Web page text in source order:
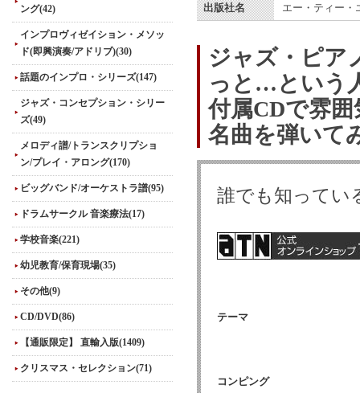
ング(42)
インプロヴィゼイション・メソッ
ド(即興演奏/アドリブ)(30)
話題のインプロ・シリーズ(147)
ジャズ・コンセプション・シリー
ズ(49)
メロディ譜/トランスクリプショ
ン/プレイ・アロング(170)
ビッグバンド/オーケストラ譜(95)
ドラムサークル 音楽療法(17)
学校音楽(221)
幼児教育/保育現場(35)
その他(9)
CD/DVD(86)
【通販限定】 直輸入版(1409)
クリスマス・セレクション(71)
出版社名 エー・ティー・
ジャズ・ピア
っと…という
付属CDで雰
名曲を弾いて
誰でも知ってい
テーマ
コンピング